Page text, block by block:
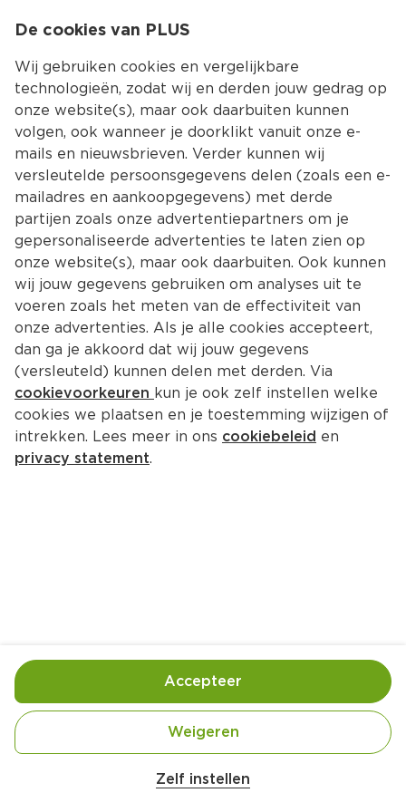
Kies jouw
Terug Producten
Old Amsterdam Original 35+ stuk
ST 425GR
Handige informatie over dit product
Weidemelk
De cookies van PLUS
Wij gebruiken cookies en vergelijkbare
technologieën, zodat wij en derden jouw gedrag op
onze website(s), maar ook daarbuiten kunnen
volgen, ook wanneer je doorklikt vanuit onze e-
mails en nieuwsbrieven. Verder kunnen wij
versleutelde persoonsgegevens delen (zoals een e-
mailadres en aankoopgegevens) met derde
partijen zoals onze advertentiepartners om je
gepersonaliseerde advertenties te laten zien op
onze website(s), maar ook daarbuiten. Ook kunnen
wij jouw gegevens gebruiken om analyses uit te
voeren zoals het meten van de effectiviteit van
onze advertenties. Als je alle cookies accepteert,
dan ga je akkoord dat wij jouw gegevens
(versleuteld) kunnen delen met derden. Via
cookievoorkeuren kun je ook zelf instellen welke
cookies we plaatsen en je toestemming wijzigen of
intrekken. Lees meer in ons cookiebeleid en
privacy statement.
Zelf instellen
Weigeren
Accepteer